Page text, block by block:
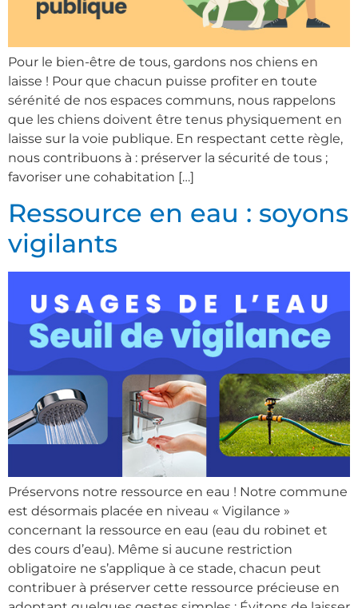
Pour le bien-être de tous, gardons nos chiens en
laisse ! Pour que chacun puisse profiter en toute
sérénité de nos espaces communs, nous rappelons
que les chiens doivent être tenus physiquement en
laisse sur la voie publique. En respectant cette règle,
nous contribuons à : préserver la sécurité de tous ;
favoriser une cohabitation […]
Ressource en eau : soyons
vigilants
Préservons notre ressource en eau ! Notre commune
est désormais placée en niveau « Vigilance »
concernant la ressource en eau (eau du robinet et
des cours d’eau). Même si aucune restriction
obligatoire ne s’applique à ce stade, chacun peut
contribuer à préserver cette ressource précieuse en